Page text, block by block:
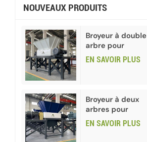
NOUVEAUX PRODUITS
Broyeur à double
arbre pour
déchets
industriels,
métalliques
EN SAVOIR PLUS
Broyeur à deux
arbres pour
papier et carton
EN SAVOIR PLUS